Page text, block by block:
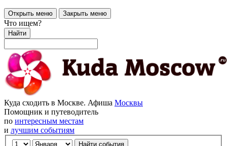
Открыть меню Закрыть меню
Что ищем?
Найти
Куда сходить в Москве. Афиша Москвы
Помощник и путеводитель
по интересным местам
и лучшим событиям